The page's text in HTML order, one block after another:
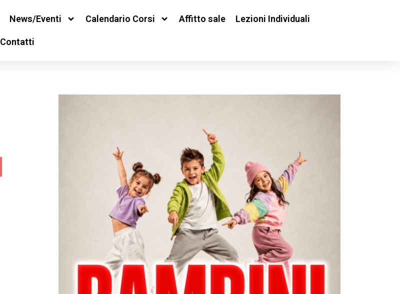
News/Eventi Calendario Corsi Affitto sale Lezioni Individuali
Contatti